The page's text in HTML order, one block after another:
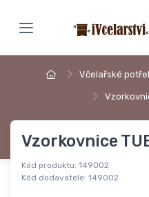
Včelařské
Vzorkovnice
Kód produktu: 149002
Kód dodavatele: 149002